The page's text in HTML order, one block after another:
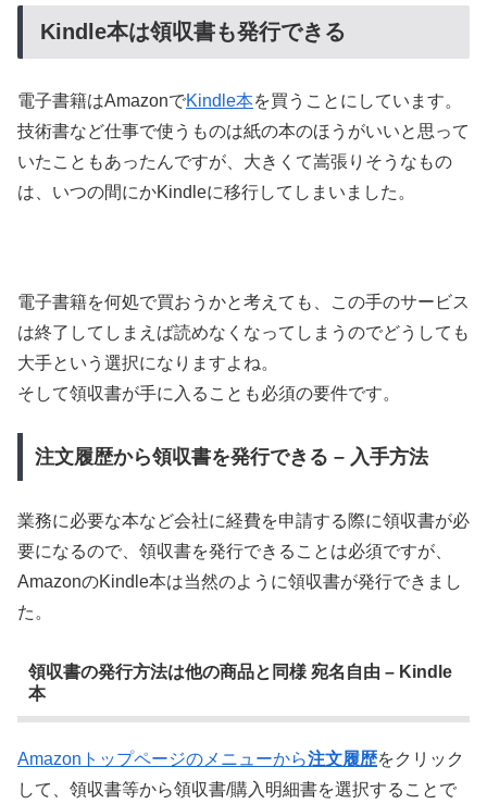
Kindle本は領収書も発行できる
電子書籍はAmazonでKind e本を買うことにしています。
技術書など仕事で使うものは紙の本のほうがいいと思って
いたこともあったんですが、大きくて嵩張りそうなもの
は、いつの間にかKindleに移行してしまいました。
電子書籍を何処で買おうかと考えても、この手のサービス
は終了してしまえば読めなくなってしまうのでどうしても
大手という選択になりますよね。
そして領収書が手に入ることも必須の要件です。
注文履歴から領収書を発行できる – 入手方法
業務に必要な本など会社に経費を申請する際に領収書が必
要になるので、領収書を発行できることは必須ですが、
AmazonのKindle本は当然のように領収書が発行できまし
た。
領収書の発行方法は他の商品と同様 宛名自由 – Kindle
本
Amazonトップページのメニューから注文履歴をクリック
して、領収書等から領収書/購入明細書を選択することで